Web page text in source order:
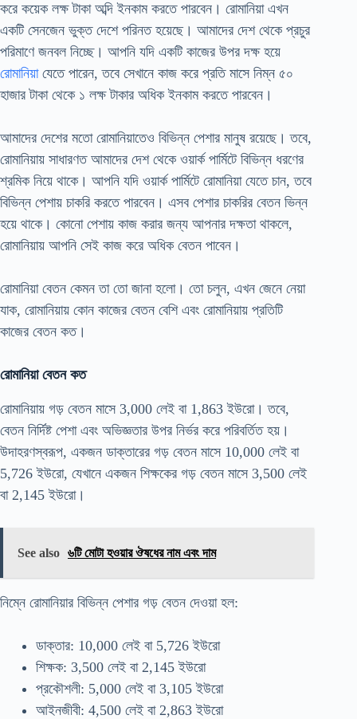
করে কয়েক লক্ষ টাকা অব্দি ইনকাম করতে পারবেন। রোমানিয়া এখন
একটি সেনজেন ভুক্ত দেশে পরিনত হয়েছে। আমাদের দেশ থেকে প্রচুর
পরিমাণে জনবল নিচ্ছে। আপনি যদি একটি কাজের উপর দক্ষ হয়ে
রোমানিয়াযেতে পারেন, তবে সেখানে কাজ করে প্রতি মাসে নিম্ন ৫০
হাজার টাকা থেকে ১ লক্ষ টাকার অধিক ইনকাম করতে পারবেন।
আমাদের দেশের মতো রোমানিয়াতেও বিভিন্ন পেশার মানুষ রয়েছে। তবে,
রোমানিয়ায় সাধারণত আমাদের দেশ থেকে ওয়ার্ক পার্মিটে বিভিন্ন ধরণের
শ্রমিক নিয়ে থাকে। আপনি যদি ওয়ার্ক পার্মিটে রোমানিয়া যেতে চান, তবে
বিভিন্ন পেশায় চাকরি করতে পারবেন। এসব পেশার চাকরির বেতন ভিন্ন
হয়ে থাকে। কোনো পেশায় কাজ করার জন্য আপনার দক্ষতা থাকলে,
রোমানিয়ায় আপনি সেই কাজ করে অধিক বেতন পাবেন।
রোমানিয়া বেতন কেমন তা তো জানা হলো। তো চলুন, এখন জেনে নেয়া
যাক, রোমানিয়ায় কোন কাজের বেতন বেশি এবং রোমানিয়ায় প্রতিটি
কাজের বেতন কত।
রোমানিয়া বেতন কত
রোমানিয়ায় গড় বেতন মাসে 3,000 লেই বা 1,863 ইউরো। তবে,
বেতন নির্দিষ্ট পেশা এবং অভিজ্ঞতার উপর নির্ভর করে পরিবর্তিত হয়।
উদাহরণস্বরূপ, একজন ডাক্তারের গড় বেতন মাসে 10,000 লেই বা
5,726 ইউরো, যেখানে একজন শিক্ষকের গড় বেতন মাসে 3,500 লেই
বা 2,145 ইউরো।
See also ৬টি মোটা হওয়ার ঔষধের নাম এবং দাম
নিম্নে রোমানিয়ার বিভিন্ন পেশার গড় বেতন দেওয়া হল:
ডাক্তার: 10,000 লেই বা 5,726 ইউরো
শিক্ষক: 3,500 লেই বা 2,145 ইউরো
প্রকৌশলী: 5,000 লেই বা 3,105 ইউরো
আইনজীবী: 4,500 লেই বা 2,863 ইউরো